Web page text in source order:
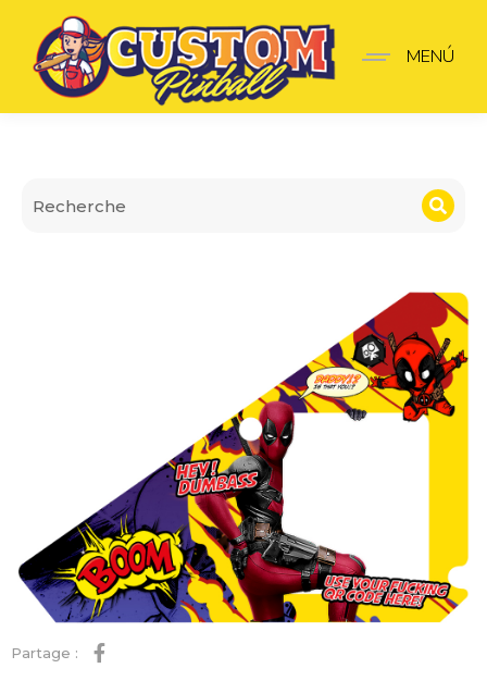
Insider pro Deadpool
MENÚ
Partage :